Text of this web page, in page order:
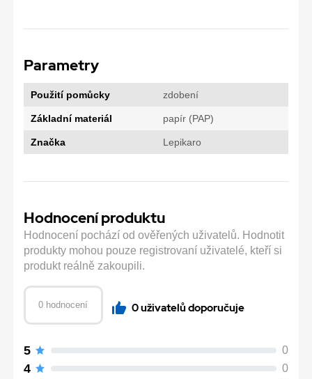
Parametry
Použití pomůcky zdobení
Základní materiál papír (PAP)
Značka Lepikaro
Hodnocení produktu
Hodnocení pochází od ověřených uživatelů. Hodnotit
produkty mohou pouze registrovaní uživatelé, kteří si
produkt reálně zakoupili.
0 hodnocení 0 uživatelů doporučuje
5 0
4 0